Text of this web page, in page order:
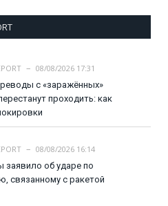
08/08/2026 17:31
с «заражённых»
проходить: как
08/08/2026 16:14
об ударе по
связанному с ракетой